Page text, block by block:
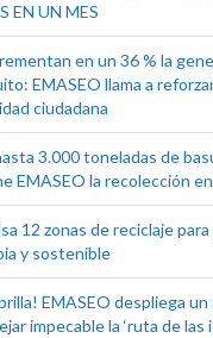
EN UN MES
en un 36 % la
EMASEO llama a
ciudadana
3.000 toneladas de
EMASEO la recolección
12 zonas de reciclaje
y sostenible
EMASEO despliega
impecable la ‘ruta de las